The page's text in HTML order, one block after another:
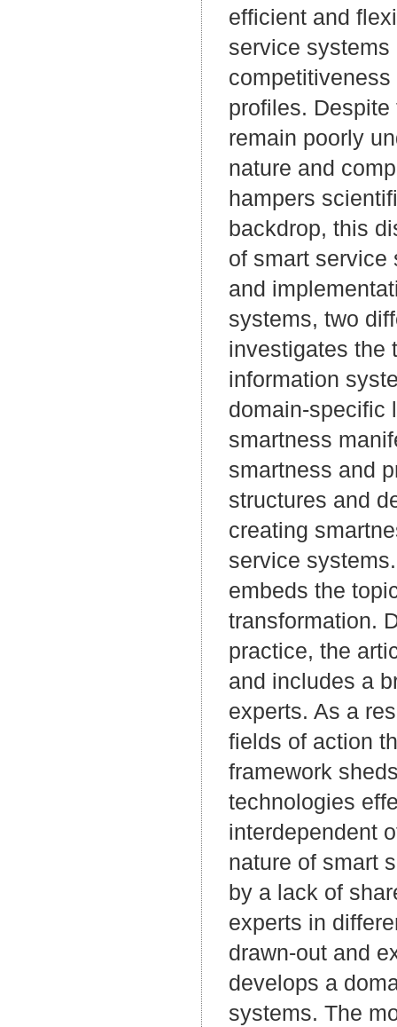
efficient and
service systems
profiles.
remain poorly
nature and
hampers
backdrop, this
of smart service
and
systems, two
investigates the
information
domain-specific
smartness
smartness and
structures and
creating
service
embeds the
transformation.
practice, the
and includes a
experts. As a
fields of action
framework
technologies
interdependent
nature of smart
by a lack of
experts in
drawn-out and
develops a
systems. The